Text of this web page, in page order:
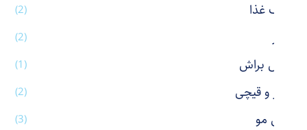
ظرف غذا (2)
عطر (2)
فیس براش (1)
کاتر و قیچی (2)
کش مو (3)